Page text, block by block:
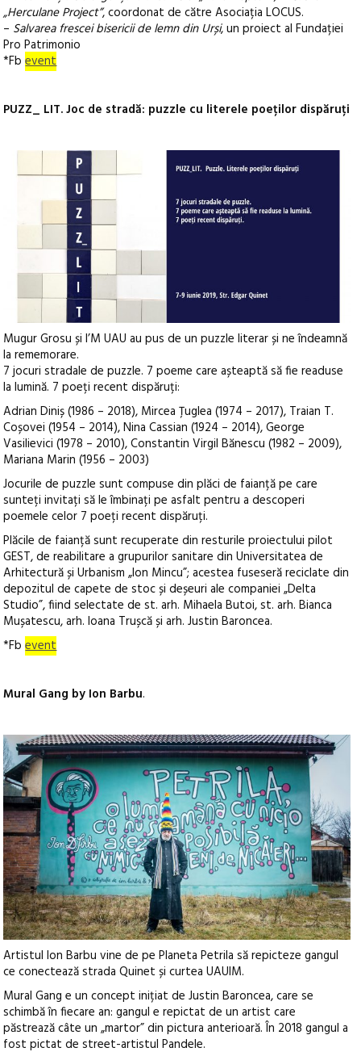
„Herculane Project”, coordonat de către Asociația LOCUS.
– Salvarea frescei bisericii de lemn din Urși, un proiect al Fundației
Pro Patrimonio
*Fbevent
PUZZ_ LIT. Joc de stradă: puzzle cu literele poeților dispăruți
Mugur Grosu și I’M UAU au pus de un puzzle literar și ne îndeamnă
la rememorare.
7 jocuri stradale de puzzle. 7 poeme care așteaptă să fie readuse
la lumină. 7 poeți recent dispăruți:
Adrian Diniș (1986 – 2018), Mircea Țuglea (1974 – 2017), Traian T.
Coșovei (1954 – 2014), Nina Cassian (1924 – 2014), George
Vasilievici (1978 – 2010), Constantin Virgil Bănescu (1982 – 2009),
Mariana Marin (1956 – 2003)
Jocurile de puzzle sunt compuse din plăci de faianță pe care
sunteți invitați să le îmbinați pe asfalt pentru a descoperi
poemele celor 7 poeți recent dispăruți.
Plăcile de faianță sunt recuperate din resturile proiectului pilot
GEST, de reabilitare a grupurilor sanitare din Universitatea de
Arhitectură și Urbanism „Ion Mincu”; acestea fuseseră reciclate din
depozitul de capete de stoc și deșeuri ale companiei „Delta
Studio”, fiind selectate de st. arh. Mihaela Butoi, st. arh. Bianca
Mușatescu, arh. Ioana Trușcă și arh. Justin Baroncea.
*Fbevent
Mural Gang by Ion Barbu.
Artistul Ion Barbu vine de pe Planeta Petrila să repicteze gangul
ce conectează strada Quinet și curtea UAUIM.
Mural Gang e un concept inițiat de Justin Baroncea, care se
schimbă în fiecare an: gangul e repictat de un artist care
păstrează câte un „martor” din pictura anterioară. În 2018 gangul a
fost pictat de street-artistul Pandele.